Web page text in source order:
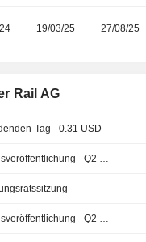
19/03/25 27/08/25
Rail AG
Tag - 0.31 USD
Ergebnisveröffentlichung - Q2 2026
Ergebnisveröffentlichung - Q2 2026